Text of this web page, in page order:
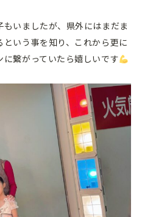
いましたが、県外にはまだま
いう事を知り、これから更に
繋がっていたら嬉しいです